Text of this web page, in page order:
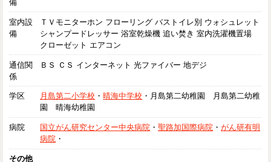
備
室内設
備
ＴＶモニターホン フローリング バストイレ別 ウォシュレット
シャンプードレッサー 浴室乾燥機 追い焚き 室内洗濯機置場
クローゼット エアコン
通信関
係
ＢＳ ＣＳ インターネット 光ファイバー 地デジ
学区 月島第二小学校 ・晴海中学校 ・月島第二幼稚園 月島第二幼稚
園 晴海幼稚園
病院 国立がん研究センター中央病院 ・聖路加国際病院 ・がん研有明
病院 ・
その他